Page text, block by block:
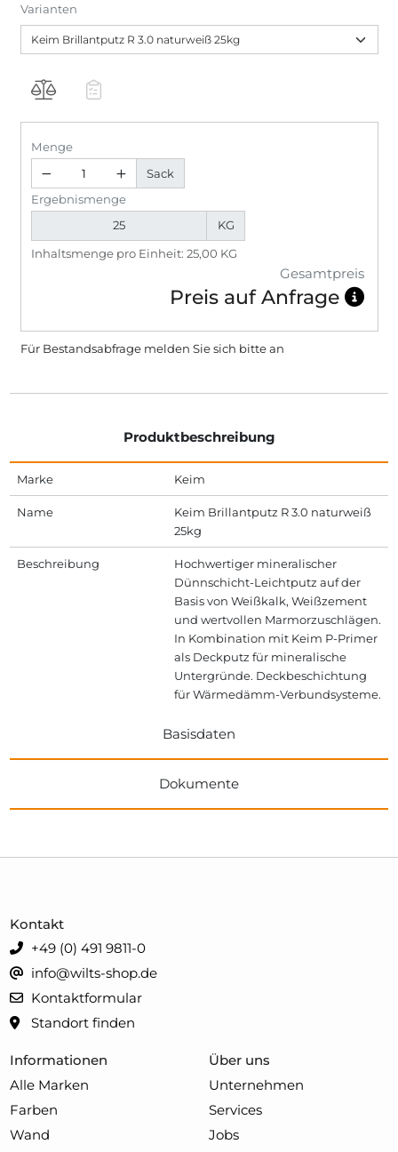
Varianten
Menge
Sack
Ergebnismenge
KG
Inhaltsmenge pro Einheit: 25,00 KG
Gesamtpreis
Preis auf Anfrage
Für Bestandsabfrage melden Sie sich bittean
Produktbeschreibung
Marke Keim
Name
Keim Brillantputz R 3.0 naturweiß
25kg
Beschreibung
Hochwertiger mineralischer
Dünnschicht-Leichtputz auf der
Basis von Weißkalk, Weißzement
und wertvollen Marmorzuschlägen.
In Kombination mit Keim P-Primer
als Deckputz für mineralische
Untergründe. Deckbeschichtung
für Wärmedämm-Verbundsysteme.
Basisdaten
Dokumente
Informationen
Alle Marken
Farben
Wand
Über uns
Unternehmen
Services
Jobs
Kontakt
+49 (0) 491 9811-0
info@wilts-shop.de
Kontaktformular
Standort finden